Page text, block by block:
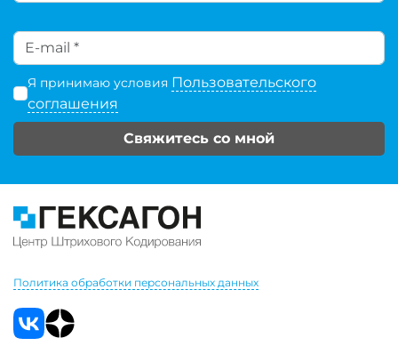
Я принимаю условия Пользовательского
соглашения
Свяжитесь со мной
Политика обработки персональных данных